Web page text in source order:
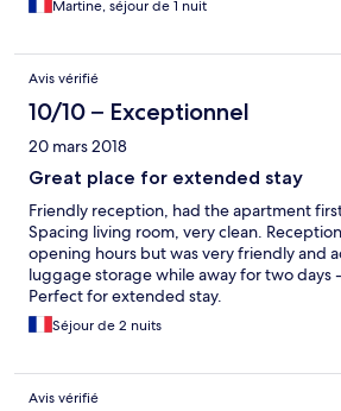
Martine, séjour de 1 nuit
Avis vérifié
10/10 – Exceptionnel
20 mars 2018
Great place for extended stay
Friendly reception, had the apartment
Spacing living room, very clean.
opening hours but was very friendly and
luggage storage while away for two days
Perfect for extended stay.
Séjour de 2 nuits
Avis vérifié